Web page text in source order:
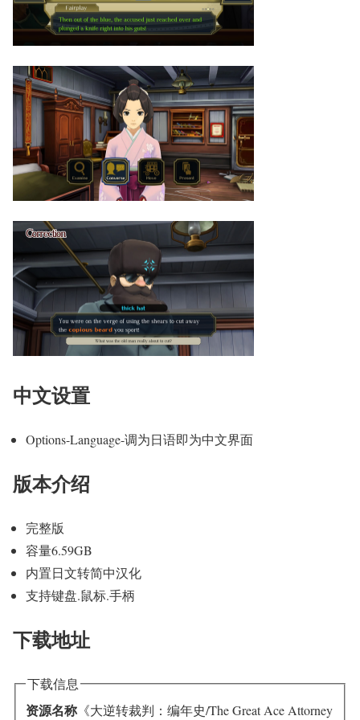
中文设置
Options-Language-调为日语即为中文界面
版本介绍
完整版
容量6.59GB
内置日文转简中汉化
支持键盘.鼠标.手柄
下载地址
下载信息
资源名称 《大逆转裁判：编年史/The Great Ace Attorney